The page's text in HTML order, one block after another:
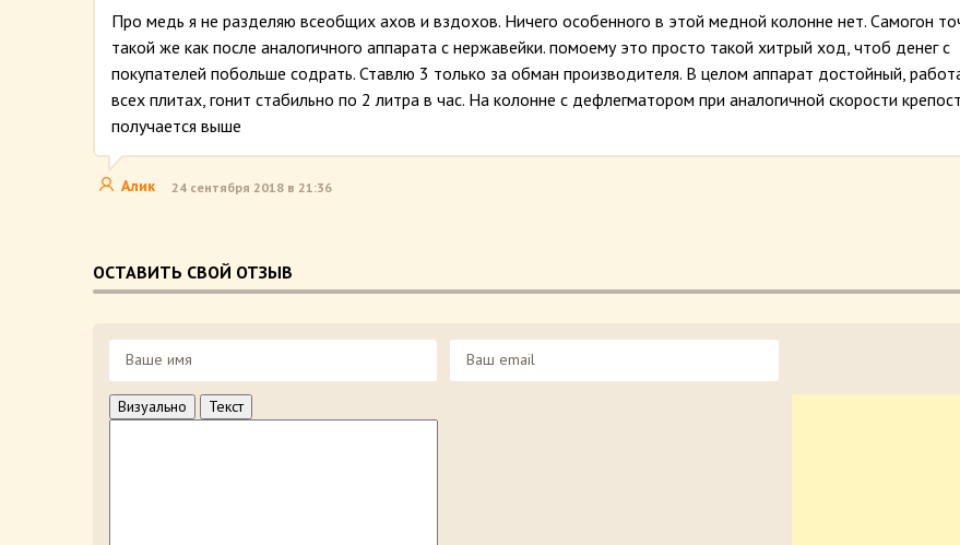
Про медь я не разделяю всеобщих ахов и вздохов. Ничего особенного в этой медной колонне нет. Самогон
такой же как после аналогичного аппарата с нержавейки. помоему это просто такой хитрый ход, чтоб денег с
покупателей побольше содрать. Ставлю 3 только за обман производителя. В целом аппарат достойный,
всех плитах, гонит стабильно по 2 литра в час. На колонне с дефлегматором при аналогичной скорости
получается выше
Алик 24 сентября 2018 в 21:36
ОСТАВИТЬ СВОЙ ОТЗЫВ
Визуально Текст